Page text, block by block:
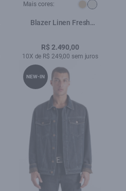
Mais cores:
Blazer Linen Fresh
R$ 2.490,00
10X de R$ 249,00 sem juros
NEW-IN